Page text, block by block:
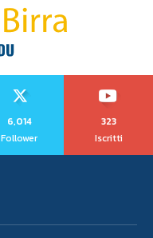
6,014
Follower
323
Iscritti